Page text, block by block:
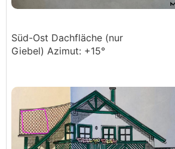
Süd-Ost Dachfläche (nur
Giebel) Azimut: +15°